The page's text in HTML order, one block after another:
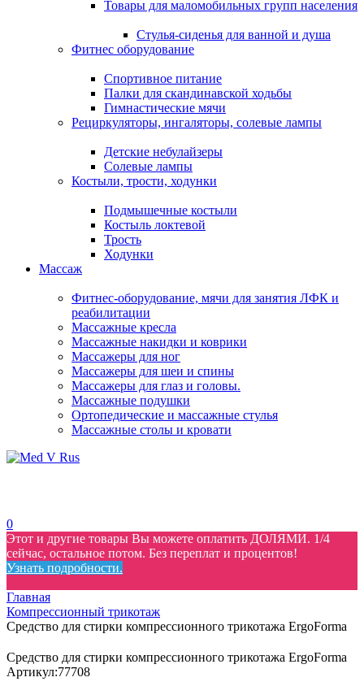
Товары для маломобильных групп населения
Стулья-сиденья для ванной и душа
Фитнес оборудование
Спортивное питание
Палки для скандинавской ходьбы
Гимнастические мячи
Рециркуляторы, ингаляторы, солевые лампы
Детские небулайзеры
Солевые лампы
Костыли, трости, ходунки
Подмышечные костыли
Костыль локтевой
Трость
Ходунки
Массаж
Фитнес-оборудование, мячи для занятия ЛФК и
реабилитации
Массажные кресла
Массажные накидки и коврики
Массажеры для ног
Массажеры для шеи и спины
Массажеры для глаз и головы.
Массажные подушки
Ортопедические и массажные стулья
Массажные столы и кровати
0
Этот и другие товары Вы можете оплатить ДОЛЯМИ. 1/4
сейчас, остальное потом. Без переплат и процентов!
Узнать подробности.
Главная
Компрессионный трикотаж
Средство для стирки компрессионного трикотажа ErgoForma
Средство для стирки компрессионного трикотажа ErgoForma
Артикул:77708